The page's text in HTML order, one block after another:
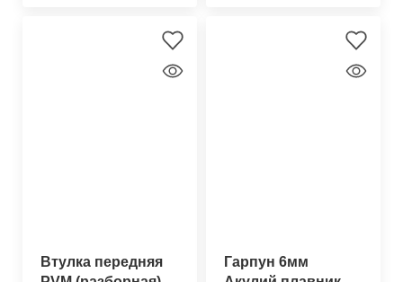
Втулка передняя
Гарпун 6мм